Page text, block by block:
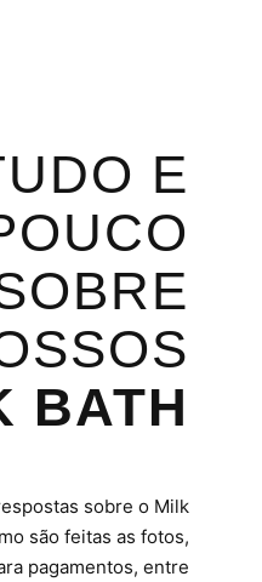
E
BATH
sobre o Milk
são feitas as fotos,
pagamentos, entre